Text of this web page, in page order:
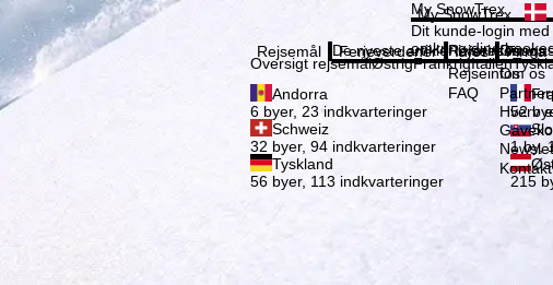
Tilmeld
My SnowTrex
My SnowTrex
Dit kunde-login
omkring dine
Rejsemål
Oversigt rejsemålØstrigFrankrigItalien
Andorra
6 byer, 23 indkvarteringer
52
Schweiz
32 byer, 94 indkvarteringer
1 by,
Tyskland
56 byer, 113 indkvarteringer
215
Ferieverdener
De nyeste artikler i vores
Infos
Rejseinfos
Rejseinfos
FAQ
Firma
Om os
Om os
Hverv
Kontakt